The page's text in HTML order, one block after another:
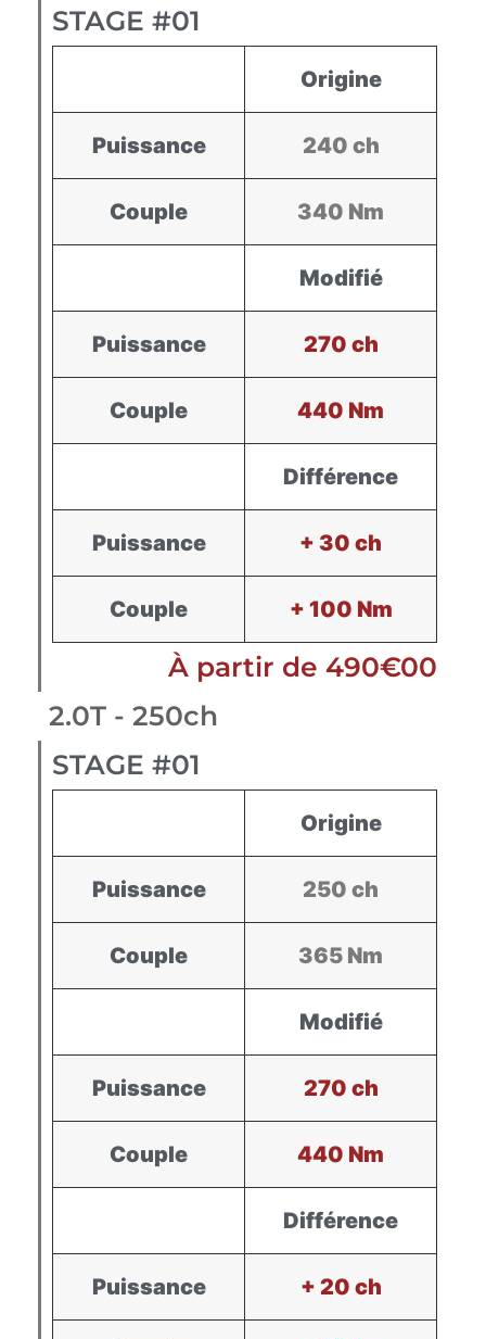
STAGE #01
Origine
Puissance 240 ch
Couple 340 Nm
Modifié
Puissance 270 ch
Couple 440 Nm
Différence
Puissance + 30 ch
Couple + 100 Nm
À partir de 490€00
2.0T - 250ch
STAGE #01
Origine
Puissance 250 ch
Couple 365 Nm
Modifié
Puissance 270 ch
Couple 440 Nm
Différence
Puissance + 20 ch